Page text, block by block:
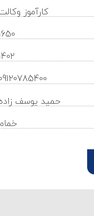
کارآموز
حمید یوسف